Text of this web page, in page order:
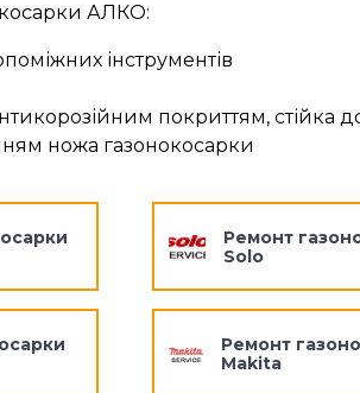
АЛКО:
інструментів
покриттям, стійка
ножа газонокосарки
Ремонт
Solo
Ремонт
Makita